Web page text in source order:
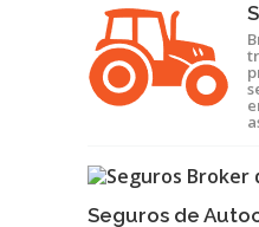
Seguros de